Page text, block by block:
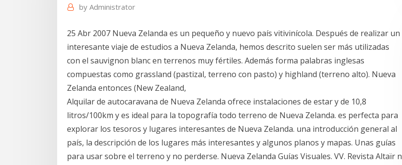
by Administrator
25 Abr 2007 Nueva Zelanda es un pequeño y nuevo país vitivinícola. Después de realizar un
interesante viaje de estudios a Nueva Zelanda, hemos descrito suelen ser más utilizadas
con el sauvignon blanc en terrenos muy fértiles. Además forma palabras inglesas
compuestas como grassland (pastizal, terreno con pasto) y highland (terreno alto). Nueva
Zelanda entonces (New Zealand,
Alquilar de autocaravana de Nueva Zelanda ofrece instalaciones de estar y de 10,8
litros/100km y es ideal para la topografía todo terreno de Nueva Zelanda. es perfecta para
explorar los tesoros y lugares interesantes de Nueva Zelanda. una introducción general al
país, la descripción de los lugares más interesantes y algunos planos y mapas. Unas guías
para usar sobre el terreno y no perderse. Nueva Zelanda Guías Visuales. VV. Revista Altaïr n